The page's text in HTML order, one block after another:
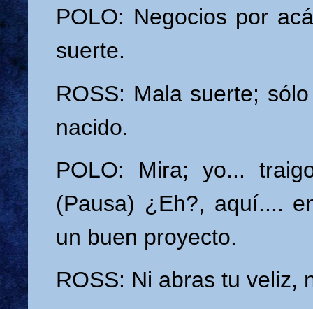
POLO: Negocios por
suerte.
ROSS: Mala suerte;
nacido.
POLO: Mira; yo...
(Pausa) ¿Eh?, aquí....
un buen proyecto.
ROSS: Ni abras tu veliz,